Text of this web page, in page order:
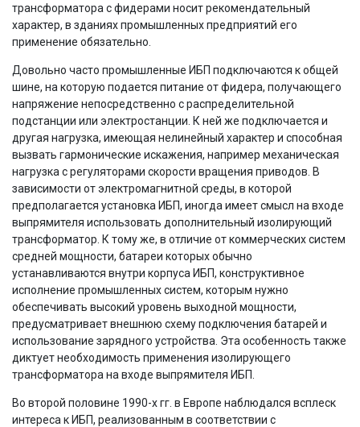
трансформатора с фидерами носит рекомендательный
характер, в зданиях промышленных предприятий его
применение обязательно.
Довольно часто промышленные ИБП подключаются к общей
шине, на которую подается питание от фидера, получающего
напряжение непосредственно с распределительной
подстанции или электростанции. К ней же подключается и
другая нагрузка, имеющая нелинейный характер и способная
вызвать гармонические искажения, например механическая
нагрузка с регуляторами скорости вращения приводов. В
зависимости от электромагнитной среды, в которой
предполагается установка ИБП, иногда имеет смысл на входе
выпрямителя использовать дополнительный изолирующий
трансформатор. К тому же, в отличие от коммерческих систем
средней мощности, батареи которых обычно
устанавливаются внутри корпуса ИБП, конструктивное
исполнение промышленных систем, которым нужно
обеспечивать высокий уровень выходной мощности,
предусматривает внешнюю схему подключения батарей и
использование зарядного устройства. Эта особенность также
диктует необходимость применения изолирующего
трансформатора на входе выпрямителя ИБП.
Во второй половине 1990-х гг. в Европе наблюдался всплеск
интереса к ИБП, реализованным в соответствии с